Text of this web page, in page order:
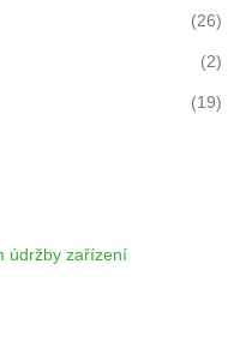
(26)
(2)
(19)
údržby zařízení